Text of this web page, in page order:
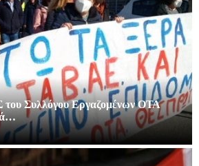
του Συλλόγου Εργαζομένων ΟΤΑ